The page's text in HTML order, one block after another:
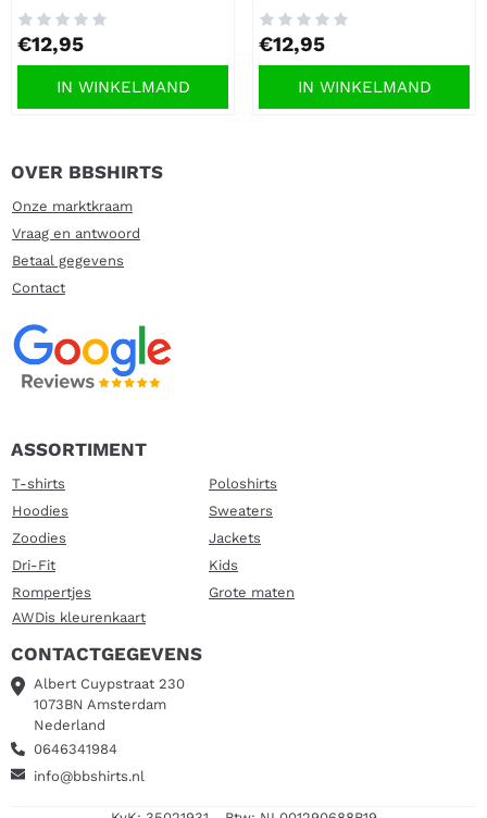
Prijs: 12,95
€12,95
IN WINKELMAND
Prijs: 12,95
€12,95
IN WINKELMAND
OVER BBSHIRTS
Onze marktkraam
Vraag en antwoord
Betaal gegevens
Contact
ASSORTIMENT
T-shirts
Poloshirts
Hoodies
Sweaters
Zoodies
Jackets
Dri-Fit
Kids
Rompertjes
Grote maten
AWDis kleurenkaart
CONTACTGEGEVENS
Albert Cuypstraat 230
1073BN Amsterdam
Nederland
0646341984
info@bbshirts.nl